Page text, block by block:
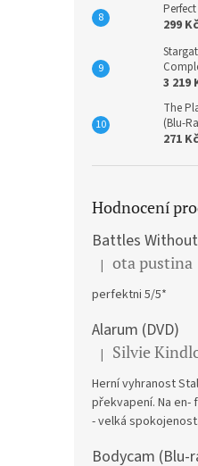
299 Kč
3 219
The
(Blu-
271 Kč
Hodnocení
Hodnocení
| ota pustina
perfektni 5/5*
Alarum (DVD)
Hodnocení
| Silvie
Herní vyhranost
překvapení. Na en-
- velká spokojenost.
Bodycam (Blu-